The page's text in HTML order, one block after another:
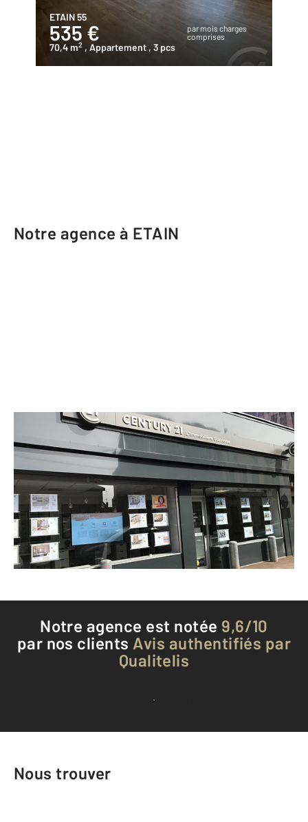
ETAIN 55
535 €
par mois charges
comprises
70,4 m2 , Appartement , 3 pcs
Notre agence à ETAIN
CENTURY 21 L'Immobilière Stainoise
7 rue de Metz
ETAIN - 55400
Envoyer un message
Téléphoner à l'agence
Notre agence est notée 9,6/10
par nos clients Avis authentifiés par
Qualitelis
Voir tous les avis clients
Nous trouver